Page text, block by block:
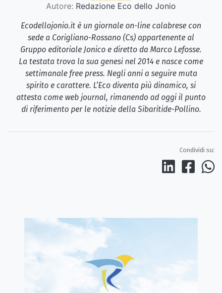
Autore: Redazione Eco dello Jonio
Ecodellojonio.it è un giornale on-line calabrese con
sede a Corigliano-Rossano (Cs) appartenente al
Gruppo editoriale Jonico e diretto da Marco Lefosse.
La testata trova la sua genesi nel 2014 e nasce come
settimanale free press. Negli anni a seguire muta
spirito e carattere. L’Eco diventa più dinamico, si
attesta come web journal, rimanendo ad oggi il punto
di riferimento per le notizie della Sibaritide-Pollino.
Condividi su: